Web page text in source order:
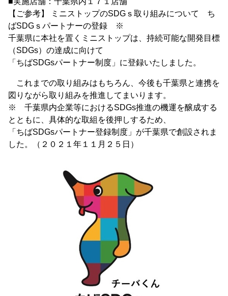
【ご参考】 ミニストップのSDGｓ取り組みについて ち
ばSDGｓパートナーの登録 ※
千葉県に本社を置くミニストップは、持続可能な開発目標
（SDGs）の達成に向けて
「ちばSDGsパートナー制度」に登録いたしました。
これまでの取り組みはもちろん、今後も千葉県と連携を
図りながら取り組みを推進してまいります。
※ 千葉県内企業等におけるSDGs推進の機運を醸成する
とともに、具体的な取組を後押しするため、
「ちばSDGsパートナー登録制度」が千葉県で創設されま
した。（２０２１年１１月２５日）